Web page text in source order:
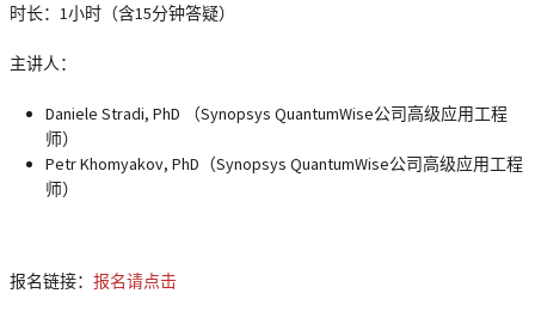
时长：1小时（含15分钟答疑）
主讲人：
Daniele Stradi, PhD （Synopsys QuantumWise公司高级应用工程
师）
Petr Khomyakov, PhD（Synopsys QuantumWise公司高级应用工程
师）
报名链接： 报名请点击